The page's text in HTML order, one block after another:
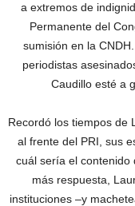
a extremos de
Permanente del
sumisión en la
periodistas
Caudillo esté a
Recordó los tiempos de
al frente del PRI, sus
cuál sería el contenido
más respuesta,
instituciones –y